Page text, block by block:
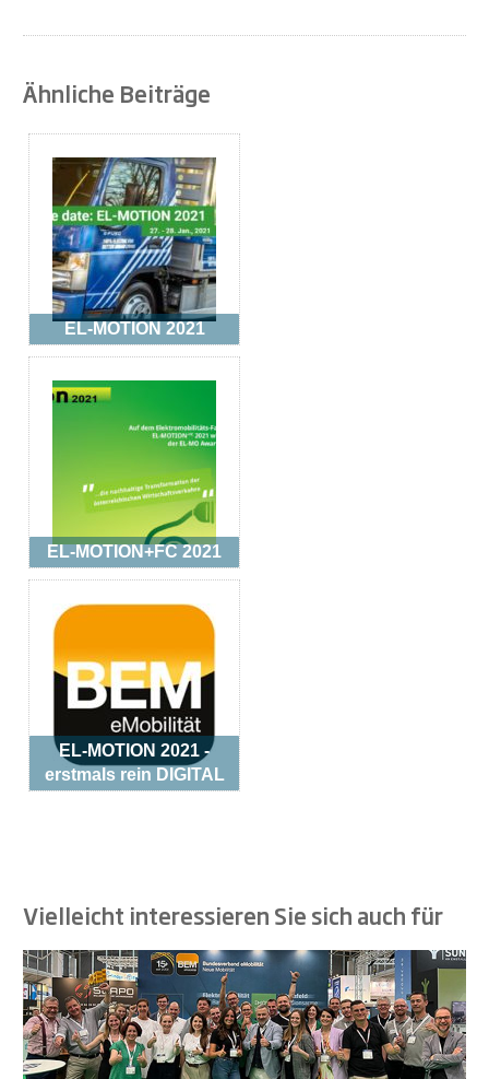
Ähnliche Beiträge
EL-MOTION 2021
EL-MOTION+FC 2021
EL-MOTION 2021 -
erstmals rein DIGITAL
Vielleicht interessieren Sie sich auch für